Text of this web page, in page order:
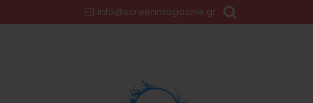
info@screenmagazine.gr